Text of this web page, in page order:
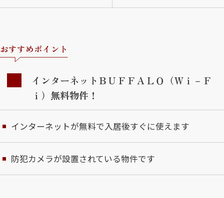
おすすめポイント
インターネットＢＵＦＦＡＬＯ（Ｗｉ－Ｆ
ｉ）無料物件！
インターネットが無料で入居後すぐに使えます
防犯カメラが設置されている物件です